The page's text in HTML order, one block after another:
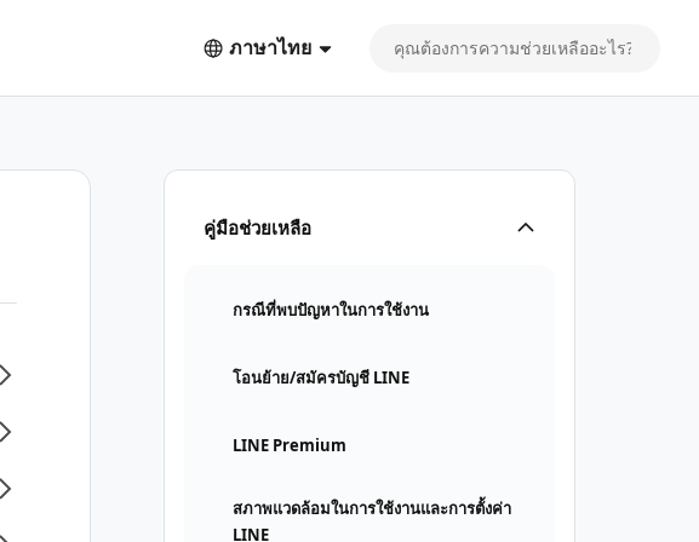
ภาษาไทย
คู่มือช่วยเหลือ
กรณีที่พบปัญหาในการใช้งาน
โอนย้าย/สมัครบัญชี LINE
LINE Premium
สภาพแวดล้อมในการใช้งานและการตั้งค่า
LINE